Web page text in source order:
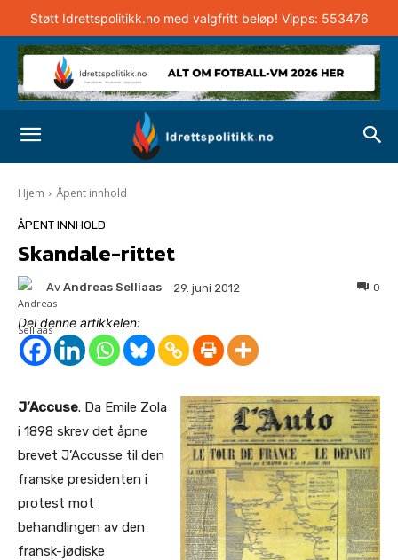
Støtt Idrettspolitikk.no med valgfritt beløp! Vipps: 553476
Hjem Åpent innhold
ÅPENT INNHOLD
Skandale-rittet
Av Andreas Selliaas 29. juni 2012 0
Del denne artikkelen:
J’Accuse. Da Emile Zola
i 1898 skrev det åpne
brevet J’Accusse til den
franske presidenten i
protest mot
behandlingen av den
fransk-jødiske